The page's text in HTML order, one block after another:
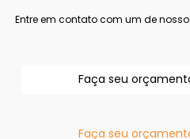
Entre em contato com um de
Faça seu
Faça seu